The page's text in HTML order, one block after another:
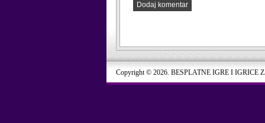
Dodaj komentar
Copyright © 2026. BESPLATNE IGRE I IGRICE